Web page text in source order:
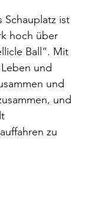
Schauplatz ist
hoch über
Ball“. Mit
und
und
und
zu